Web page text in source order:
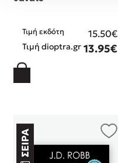
Τιμή εκδότη 15.50€
Τιμή dioptra.gr 13.95€